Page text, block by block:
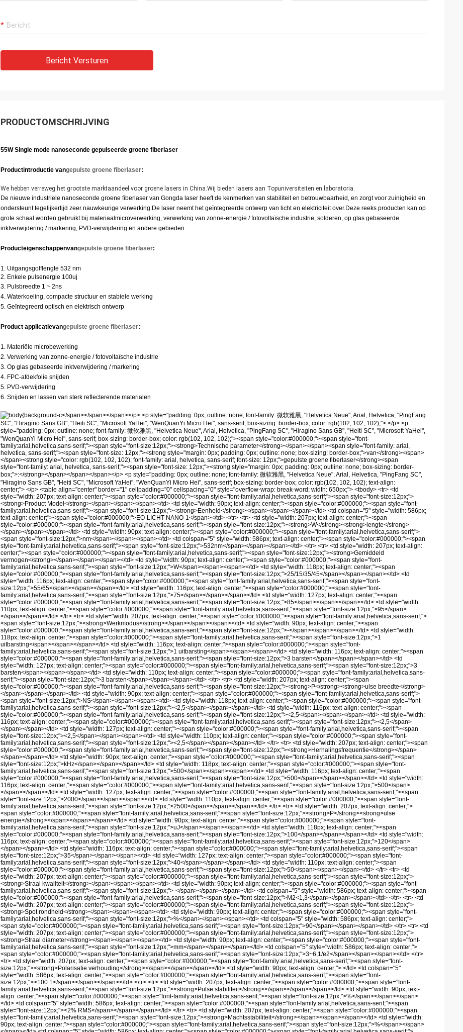
Bericht Versturen
PRODUCTOMSCHRIJVING
55W Single mode nanoseconde gepulseerde groene fiberlaser
Productintroductie vangepulste groene fiberlaser:
We hebben verreweg het grootste marktaandeel voor groene lasers in China.Wij bieden lasers aan Topuniversiteiten en laboratoria.
De nieuwe industriële nanoseconde groene fiberlaser van Gongda laser heeft de kenmerken van stabiliteit en betrouwbaarheid, en zorgt voor zuinigheid en
ondersteunt tegelijkertijd zeer nauwkeurige verwerking.De laser neemt het geïntegreerde ontwerp van licht en elektriciteit over.Deze reeks producten kan op
grote schaal worden gebruikt bij materiaalmicroverwerking, verwerking van zonne-energie / fotovoltaïsche industrie, solderen, op glas gebaseerde
inktverwijdering / markering, PVD-verwijdering en andere gebieden.
Producteigenschappenvangepulste groene fiberlaser:
1. Uitgangsgolflengte 532 nm
2. Enkele pulsenergie 100uj
3. Pulsbreedte 1 ~ 2ns
4. Waterkoeling, compacte structuur en stabiele werking
5. Geïntegreerd optisch en elektrisch ontwerp
Product applicatievangepulste groene fiberlaser:
1. Materiële microbewerking
2. Verwerking van zonne-energie / fotovoltaïsche industrie
3. Op glas gebaseerde inktverwijdering / markering
4. FPC-afdekfolie snijden
5. PVD-verwijdering
6. Snijden en lassen van sterk reflecterende materialen